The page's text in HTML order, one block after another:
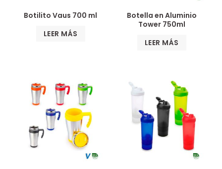
Botilito Vaus 700 ml
LEER MÁS
Botella en Aluminio
Tower 750ml
LEER MÁS